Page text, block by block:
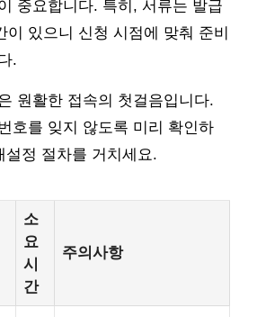
중요합니다. 특히, 서류는 발급
이 있으니 신청 시점에 맞춰 준비
.
원활한 접속의 첫걸음입니다.
호를 잊지 않도록 미리 확인하
설정 절차를 거치세요.
소
요
시
간
주의사항